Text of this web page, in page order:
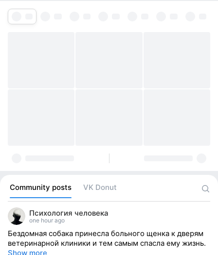
Community posts VK Donut
Психология человека
one hour ago
Бездомная собака принесла больного щенка к дверям
ветеринарной клиники и тем самым спасла ему жизнь.
Show more